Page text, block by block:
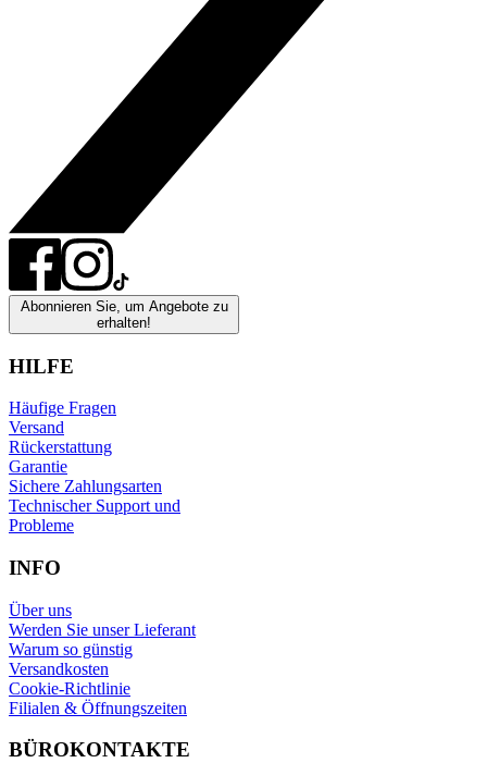
Abonnieren Sie, um Angebote zu
erhalten!
HILFE
Häufige Fragen
Versand
Rückerstattung
Garantie
Sichere Zahlungsarten
Technischer Support und
Probleme
INFO
Über uns
Werden Sie unser Lieferant
Warum so günstig
Versandkosten
Cookie-Richtlinie
Filialen & Öffnungszeiten
BÜROKONTAKTE